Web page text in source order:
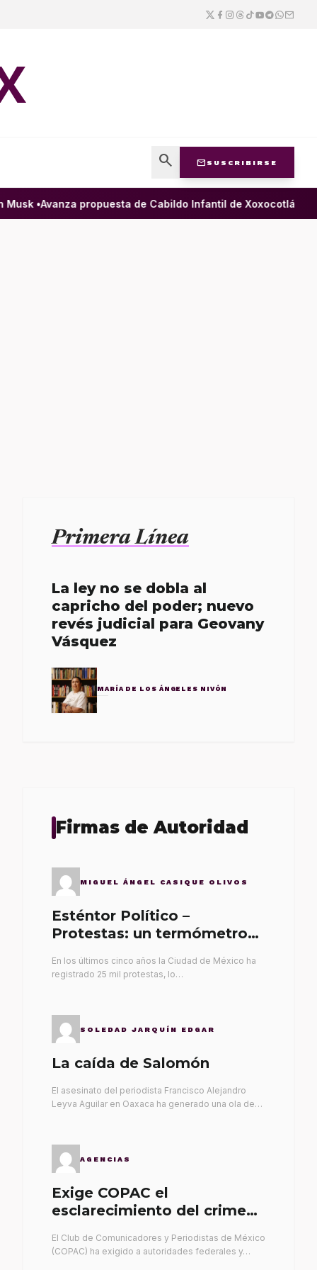
search mail SUSCRIBIRSE
•Avanza propuesta de Cabildo Infantil de Xoxocotlán
Primera Línea
La ley no se dobla al
capricho del poder; nuevo
revés judicial para Geovany
Vásquez
MARÍA DE LOS ÁNGELES NIVÓN
Firmas de Autoridad
MIGUEL ÁNGEL CASIQUE OLIVOS
Esténtor Político –
Protestas: un termómetro
En los últimos cinco años la Ciudad de México ha
registrado 25 mil protestas, lo…
SOLEDAD JARQUÍN EDGAR
La caída de Salomón
El asesinato del periodista Francisco Alejandro
Leyva Aguilar en Oaxaca ha generado una ola de…
AGENCIAS
Exige COPAC el
esclarecimiento del crimen
El Club de Comunicadores y Periodistas de México
(COPAC) ha exigido a autoridades federales y…